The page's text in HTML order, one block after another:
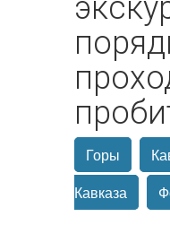
Горы
Кавказа